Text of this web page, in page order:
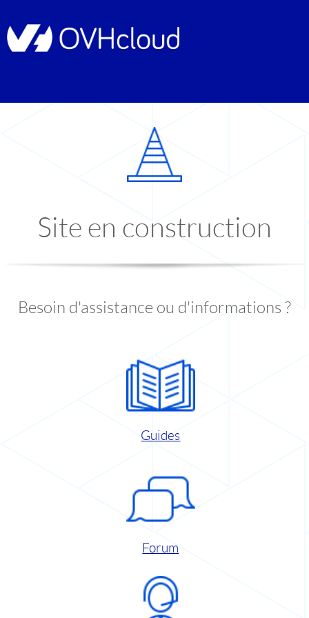
Site en construction
Besoin d'assistance ou d'informations ?
Guides
Forum